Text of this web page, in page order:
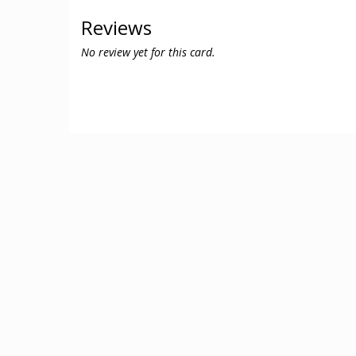
Reviews
No review yet for this card.